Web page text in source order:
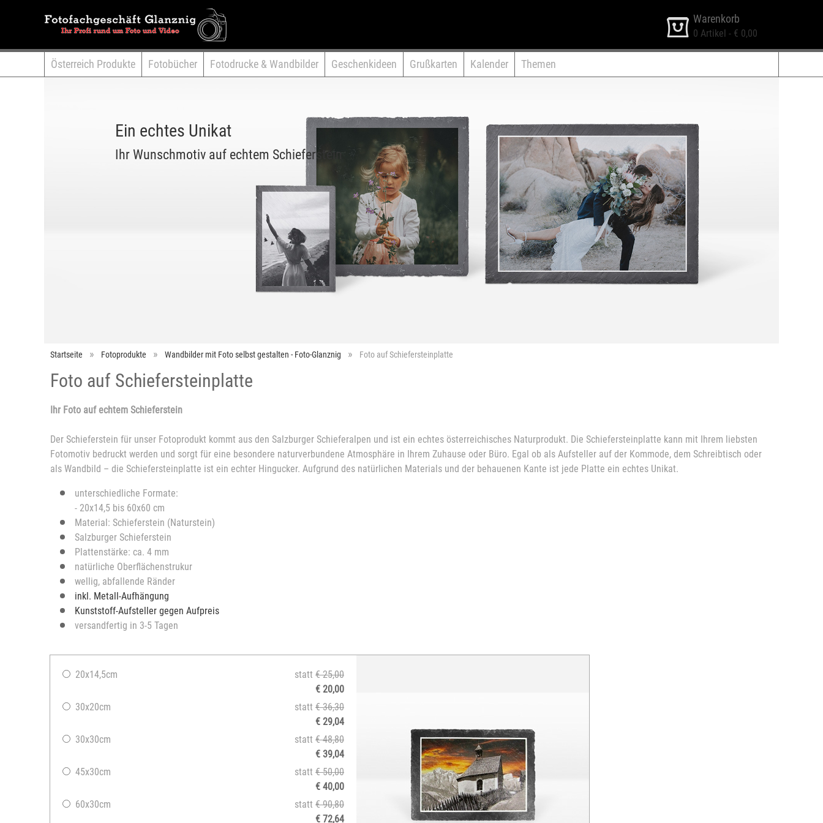
Warenkorb
0 Artikel - € 0,00
Österreich Produkte Fotobücher Fotodrucke & Wandbilder Geschenkideen Grußkarten Kalender Themen
Ein echtes Unikat
Ihr Wunschmotiv auf echtem Schieferstein
Startseite Fotoprodukte Wandbilder mit Foto selbst gestalten - Foto-Glanznig Foto auf Schiefersteinplatte
Foto auf Schiefersteinplatte
Ihr Foto auf echtem Schieferstein
Der Schieferstein für unser Fotoprodukt kommt aus den Salzburger Schieferalpen und ist ein echtes österreichisches Naturprodukt. Die Schiefersteinplatte kann mit Ihrem liebsten
Fotomotiv bedruckt werden und sorgt für eine besondere naturverbundene Atmosphäre in Ihrem Zuhause oder Büro. Egal ob als Aufsteller auf der Kommode, dem Schreibtisch oder
als Wandbild – die Schiefersteinplatte ist ein echter Hingucker. Aufgrund des natürlichen Materials und der behauenen Kante ist jede Platte ein echtes Unikat.
unterschiedliche Formate:
- 20x14,5 bis 60x60 cm
Material: Schieferstein (Naturstein)
Salzburger Schieferstein
Plattenstärke: ca. 4 mm
natürliche Oberflächenstrukur
wellig, abfallende Ränder
inkl. Metall-Aufhängung
Kunststoff-Aufsteller gegen Aufpreis
versandfertig in 3-5 Tagen
20x14,5cm statt € 25,00
€ 20,00
30x20cm
statt € 36,30
€ 29,04
30x30cm
statt € 48,80
€ 39,04
45x30cm
statt € 50,00
€ 40,00
60x30cm
statt € 90,80
€ 72,64